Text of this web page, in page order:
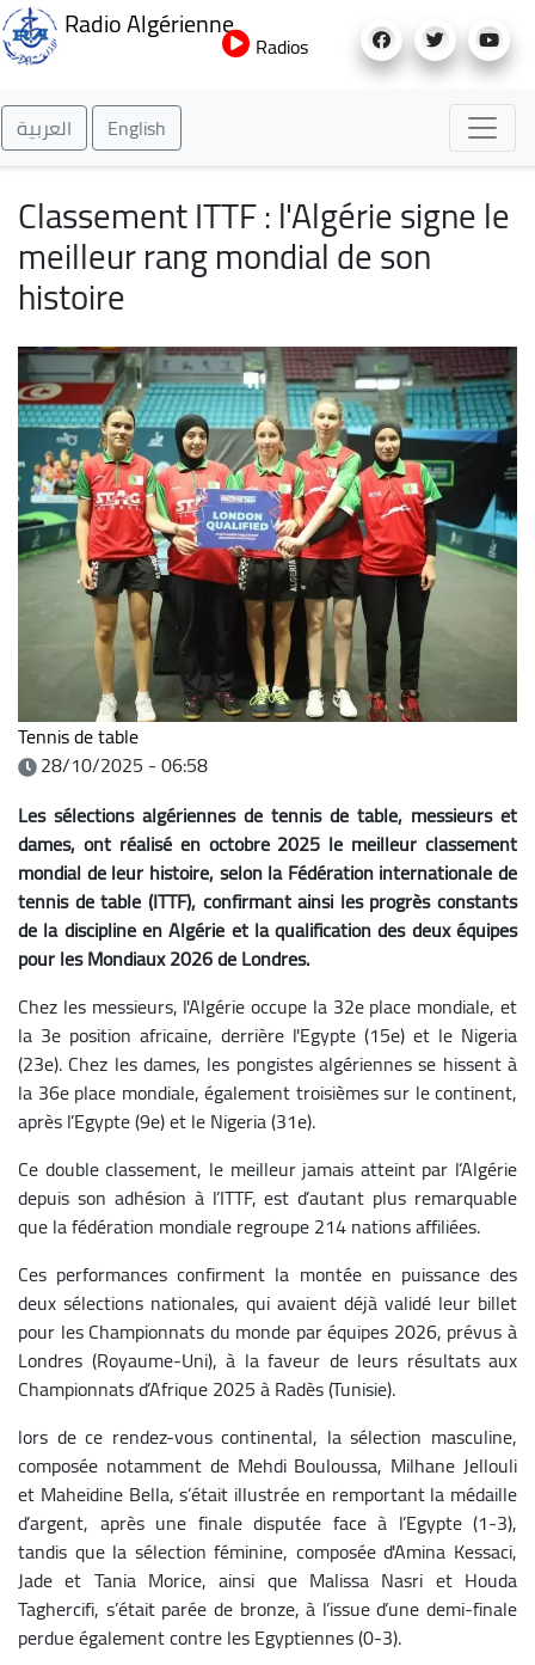
au
Radio Algérienne
Radios
العربية English
Classement ITTF : l'Algérie signe le
meilleur rang mondial de son
histoire
Tennis de table
28/10/2025 - 06:58
Les sélections algériennes de tennis de table, messieurs et
dames, ont réalisé en octobre 2025 le meilleur classement
mondial de leur histoire, selon la Fédération internationale de
tennis de table (ITTF), confirmant ainsi les progrès constants
de la discipline en Algérie et la qualification des deux équipes
pour les Mondiaux 2026 de Londres.
Chez les messieurs, l'Algérie occupe la 32e place mondiale, et
la 3e position africaine, derrière l'Egypte (15e) et le Nigeria
(23e). Chez les dames, les pongistes algériennes se hissent à
la 36e place mondiale, également troisièmes sur le continent,
après l’Egypte (9e) et le Nigeria (31e).
Ce double classement, le meilleur jamais atteint par l’Algérie
depuis son adhésion à l’ITTF, est d’autant plus remarquable
que la fédération mondiale regroupe 214 nations affiliées.
Ces performances confirment la montée en puissance des
deux sélections nationales, qui avaient déjà validé leur billet
pour les Championnats du monde par équipes 2026, prévus à
Londres (Royaume-Uni), à la faveur de leurs résultats aux
Championnats d’Afrique 2025 à Radès (Tunisie).
lors de ce rendez-vous continental, la sélection masculine,
composée notamment de Mehdi Bouloussa, Milhane Jellouli
et Maheidine Bella, s’était illustrée en remportant la médaille
d’argent, après une finale disputée face à l’Egypte (1-3),
tandis que la sélection féminine, composée d'Amina Kessaci,
Jade et Tania Morice, ainsi que Malissa Nasri et Houda
Taghercifi, s’était parée de bronze, à l’issue d’une demi-finale
perdue également contre les Egyptiennes (0-3).